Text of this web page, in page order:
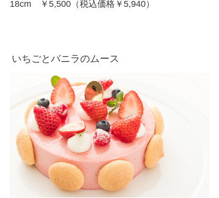
18cm ￥5,500（税込価格￥5,940）
いちごとバニラのムース